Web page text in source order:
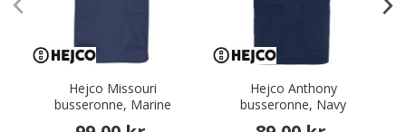
Hejco Missouri
busseronne, Marine
Hejco Anthony
busseronne, Navy